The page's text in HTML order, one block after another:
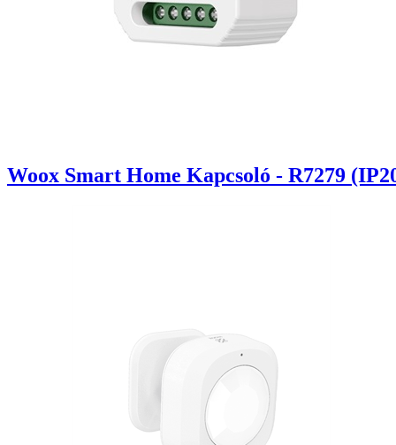
Woox Smart Home Kapcsoló - R7279